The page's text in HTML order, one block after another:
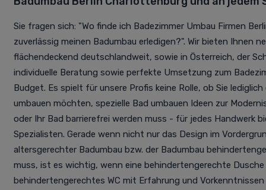
Sie fragen sich: "Wo finde ich Badezimmer Umbau Firmen
zuverlässig meinen Badumbau erledigen?". Wir bieten Ihnen
flächendeckend deutschlandweit, sowie in Österreich, der
individuelle Beratung sowie perfekte Umsetzung zum
Budget. Es spielt für unsere Profis keine Rolle, ob Sie lediglich
umbauen möchten, spezielle Bad umbauen Ideen zur
oder Ihr Bad barrierefrei werden muss - für jedes Handwerk
Spezialisten. Gerade wenn nicht nur das Design im
altersgerechter Badumbau bzw. der Badumbau
muss, ist es wichtig, wenn eine behindertengerechte Dusche
behindertengerechtes WC mit Erfahrung und